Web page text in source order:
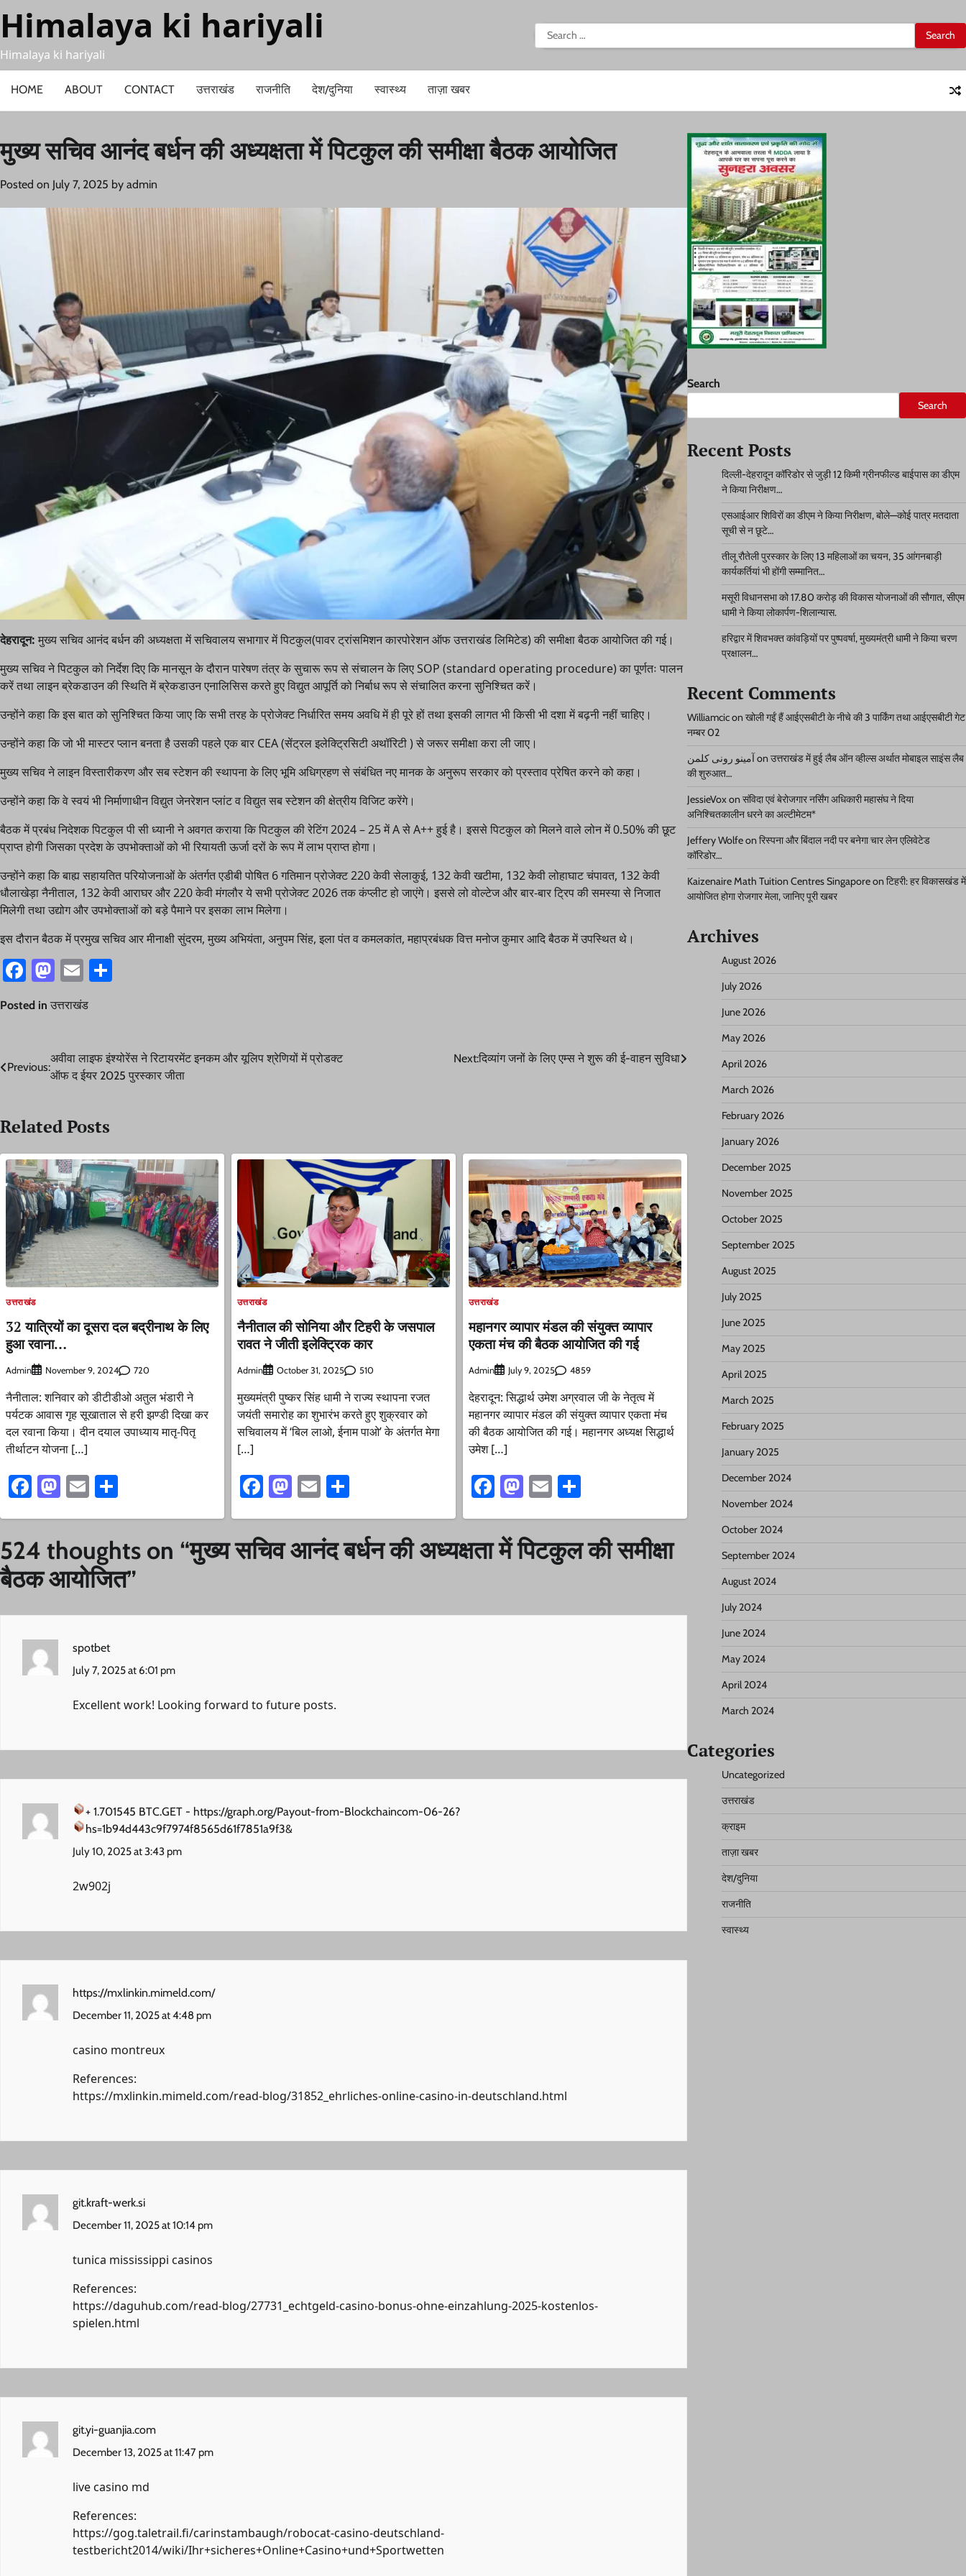
to
content
Himalaya ki hariyali
Himalaya ki hariyali
Search
for:
HOME ABOUT CONTACT उत्तराखंड राजनीति देश/दुनिया स्वास्थ्य ताज़ा खबर
मुख्य सचिव आनंद बर्धन की अध्यक्षता में पिटकुल की समीक्षा बैठक आयोजित
Posted on July 7, 2025 by admin
देहरादून: मुख्य सचिव आनंद बर्धन की अध्यक्षता में सचिवालय सभागार में पिटकुल(पावर ट्रांसमिशन कारपोरेशन ऑफ उत्तराखंड लिमिटेड) की समीक्षा बैठक आयोजित की गई।
मुख्य सचिव ने पिटकुल को निर्देश दिए कि मानसून के दौरान पारेषण तंत्र के सुचारू रूप से संचालन के लिए SOP (standard operating procedure) का पूर्णतः पालन
करें तथा लाइन ब्रेकडाउन की स्थिति में ब्रेकडाउन एनालिसिस करते हुए विद्युत आपूर्ति को निर्बाध रूप से संचालित करना सुनिश्चित करें।
उन्होंने कहा कि इस बात को सुनिश्चित किया जाए कि सभी तरह के प्रोजेक्ट निर्धारित समय अवधि में ही पूरे हों तथा इसकी लागत भी किसी भी दशा में बढ़नी नहीं चाहिए।
उन्होंने कहा कि जो भी मास्टर प्लान बनता है उसकी पहले एक बार CEA (सेंट्रल इलेक्ट्रिसिटी अथॉरिटी ) से जरूर समीक्षा करा ली जाए।
मुख्य सचिव ने लाइन विस्तारीकरण और सब स्टेशन की स्थापना के लिए भूमि अधिग्रहण से संबंधित नए मानक के अनुरूप सरकार को प्रस्ताव प्रेषित करने को कहा।
उन्होंने कहा कि वे स्वयं भी निर्माणाधीन विद्युत जेनरेशन प्लांट व विद्युत सब स्टेशन की क्षेत्रीय विजिट करेंगे।
बैठक में प्रबंध निदेशक पिटकुल पी सी ध्यानी ने अवगत कराया कि पिटकुल की रेटिंग 2024 – 25 में A से A++ हुई है। इससे पिटकुल को मिलने वाले लोन में 0.50% की छूट
प्राप्त होगी जिसका प्रदेश के उपभोक्ताओं को भी रियायती ऊर्जा दरों के रूप में लाभ प्राप्त होगा।
उन्होंने कहा कि बाह्य सहायतित परियोजनाओं के अंतर्गत एडीबी पोषित 6 गतिमान प्रोजेक्ट 220 केवी सेलाकुई, 132 केवी खटीमा, 132 केवी लोहाघाट चंपावत, 132 केवी
धौलाखेड़ा नैनीताल, 132 केवी आराघर और 220 केवी मंगलौर ये सभी प्रोजेक्ट 2026 तक कंप्लीट हो जाएंगे। इससे लो वोल्टेज और बार-बार ट्रिप की समस्या से निजात
मिलेगी तथा उद्योग और उपभोक्ताओं को बड़े पैमाने पर इसका लाभ मिलेगा।
इस दौरान बैठक में प्रमुख सचिव आर मीनाक्षी सुंदरम, मुख्य अभियंता, अनुपम सिंह, इला पंत व कमलकांत, महाप्रबंधक वित्त मनोज कुमार आदि बैठक में उपस्थित थे।
Facebook
Mastodon
Email
Posted in उत्तराखंड
Post
navigation
Previous:
अवीवा लाइफ इंश्योरेंस ने रिटायरमेंट इनकम और यूलिप श्रेणियों में प्रोडक्ट
ऑफ द ईयर 2025 पुरस्कार जीता
Next:दिव्यांग जनों के लिए एम्स ने शुरू की ई-वाहन सुविधा
Related Posts
उत्तराखंड
32 यात्रियों का दूसरा दल बद्रीनाथ के लिए
हुआ रवाना…
Admin November 9, 2024 720
नैनीताल: शनिवार को डीटीडीओ अतुल भंडारी ने
पर्यटक आवास गृह सूखाताल से हरी झण्डी दिखा कर
दल रवाना किया। दीन दयाल उपाध्याय मातृ-पितृ
तीर्थाटन योजना […]
Facebook
Mastodon
Email
उत्तराखंड
नैनीताल की सोनिया और टिहरी के जसपाल
रावत ने जीती इलेक्ट्रिक कार
Admin October 31, 2025 510
मुख्यमंत्री पुष्कर सिंह धामी ने राज्य स्थापना रजत
जयंती समारोह का शुभारंभ करते हुए शुक्रवार को
सचिवालय में ‘बिल लाओ, ईनाम पाओ’ के अंतर्गत मेगा
[…]
Facebook
Mastodon
EmailShare
उत्तराखंड
महानगर व्यापार मंडल की संयुक्त व्यापार
एकता मंच की बैठक आयोजित की गई
Admin July 9, 2025 4859
देहरादून: सिद्धार्थ उमेश अग्रवाल जी के नेतृत्व में
महानगर व्यापार मंडल की संयुक्त व्यापार एकता मंच
की बैठक आयोजित की गई। महानगर अध्यक्ष सिद्धार्थ
उमेश […]
Facebook
Mastodon
EmailShare
524 thoughts on “मुख्य सचिव आनंद बर्धन की अध्यक्षता में पिटकुल की समीक्षा
बैठक आयोजित”
spotbet
July 7, 2025 at 6:01 pm
Excellent work! Looking forward to future posts.
+ 1.701545 BTC.GET - https://graph.org/Payout-from-Blockchaincom-06-26?
hs=1b94d443c9f7974f8565d61f7851a9f3&
July 10, 2025 at 3:43 pm
2w902j
https://mxlinkin.mimeld.com/
December 11, 2025 at 4:48 pm
casino montreux
References:
https://mxlinkin.mimeld.com/read-blog/31852_ehrliches-online-casino-in-deutschland.html
git.kraft-werk.si
December 11, 2025 at 10:14 pm
tunica mississippi casinos
References:
https://daguhub.com/read-blog/27731_echtgeld-casino-bonus-ohne-einzahlung-2025-kostenlos-
spielen.html
git.yi-guanjia.com
December 13, 2025 at 11:47 pm
live casino md
References:
https://gog.taletrail.fi/carinstambaugh/robocat-casino-deutschland-
testbericht2014/wiki/Ihr+sicheres+Online+Casino+und+Sportwetten
Search
Search
Recent Posts
दिल्ली-देहरादून कॉरिडोर से जुड़ी 12 किमी ग्रीनफील्ड बाईपास का डीएम
ने किया निरीक्षण…
एसआईआर शिविरों का डीएम ने किया निरीक्षण, बोले—कोई पात्र मतदाता
सूची से न छूटे…
तीलू रौतेली पुरस्कार के लिए 13 महिलाओं का चयन, 35 आंगनबाड़ी
कार्यकर्तियां भी होंगी सम्मानित…
मसूरी विधानसभा को 17.80 करोड़ की विकास योजनाओं की सौगात, सीएम
धामी ने किया लोकार्पण-शिलान्यास.
हरिद्वार में शिवभक्त कांवड़ियों पर पुष्पवर्षा, मुख्यमंत्री धामी ने किया चरण
प्रक्षालन…
Recent Comments
Williamciconखोली गईं हैं आईएसबीटी के नीचे की 3 पार्किंग तथा आईएसबीटी गेट
नम्बर 02
آمینو رونی کلمنonउत्तराखंड में हुई लैब ऑन व्हील्स अर्थात मोबाइल साइंस लैब
की शुरुआत…
JessieVoxonसंविदा एवं बेरोजगार नर्सिंग अधिकारी महासंघ ने दिया
अनिश्चितकालीन धरने का अल्टीमेटम*
Jeffery Wolfeonरिस्पना और बिंदाल नदी पर बनेगा चार लेन एलिवेटेड
कॉरिडोर…
Kaizenaire Math Tuition Centres Singaporeonटिहरी: हर विकासखंड में
आयोजित होगा रोजगार मेला, जानिए पूरी खबर
Archives
August 2026
July 2026
June 2026
May 2026
April 2026
March 2026
February 2026
January 2026
December 2025
November 2025
October 2025
September 2025
August 2025
July 2025
June 2025
May 2025
April 2025
March 2025
February 2025
January 2025
December 2024
November 2024
October 2024
September 2024
August 2024
July 2024
June 2024
May 2024
April 2024
March 2024
Categories
Uncategorized
उत्तराखंड
क्राइम
ताज़ा खबर
देश/दुनिया
राजनीति
स्वास्थ्य